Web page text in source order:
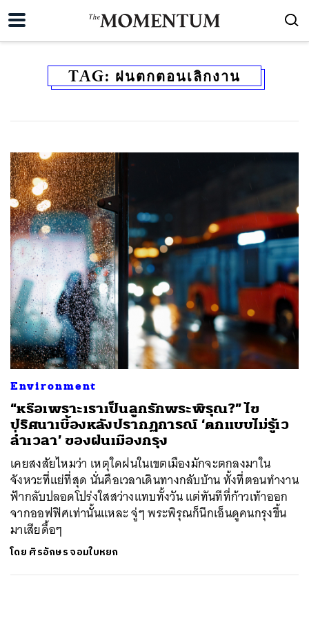
TAG: ฝนตกตอนเลิกงาน
Environment
“หรือเพราะเราเป็นลูกรักพระพิรุณ?” ไข
ปริศนาเบื้องหลังปรากฏการณ์ ‘ตกแบบไม่รู้เว
ล่ำเวลา’ ของฝนเมืองกรุง
เคยสงสัยไหมว่า เหตุใดฝนในเขตเมืองมักจะตกลงมาใน
จังหวะที่แย่ที่สุด นั่นคือเวลาเดินทางกลับบ้าน ทั้งที่ตอนทำงาน
ฟ้ากลับปลอดโปร่งใสสว่างแทบทั้งวัน แต่ทันทีที่ก้าวเท้าออก
จากออฟฟิศเท่านั้นแหละ จู่ๆ พระพิรุณก็นึกเอ็นดูคนกรุงขึ้น
มาเสียดื้อๆ
โดย ศิรอักษร จอมใบหยก
ค้นหา
SHARE